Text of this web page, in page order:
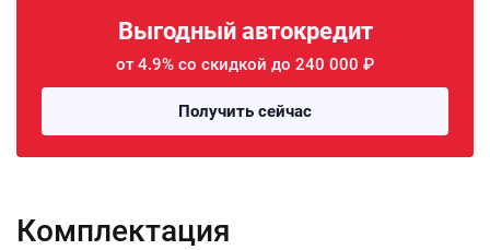
Выгодный автокредит
от 4.9% со скидкой до 240 000 ₽
Получить сейчас
Комплектация